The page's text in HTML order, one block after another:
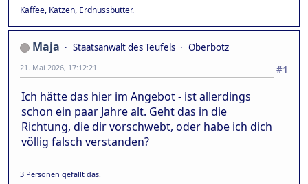
Kaffee, Katzen, Erdnussbutter.
Maja Staatsanwalt des Teufels
Oberbotz
#1
21. Mai 2026, 17:12:21
Ich hätte das hier im Angebot - ist allerdings
schon ein paar Jahre alt. Geht das in die
Richtung, die dir vorschwebt, oder habe ich dich
völlig falsch verstanden?
3 Personen gefällt das.